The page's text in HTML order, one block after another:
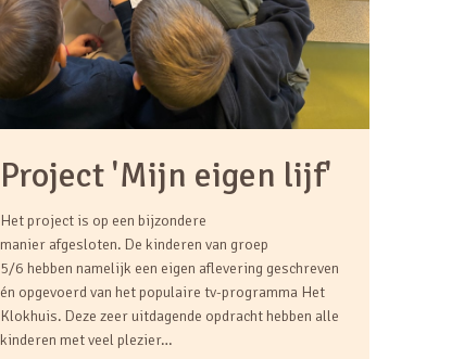
Project 'Mijn eigen lijf'
Het project is op een bijzondere
manier afgesloten. De kinderen van groep
5/6 hebben namelijk een eigen aflevering geschreven
én opgevoerd van het populaire tv-programma Het
Klokhuis. Deze zeer uitdagende opdracht hebben alle
kinderen met veel plezier…